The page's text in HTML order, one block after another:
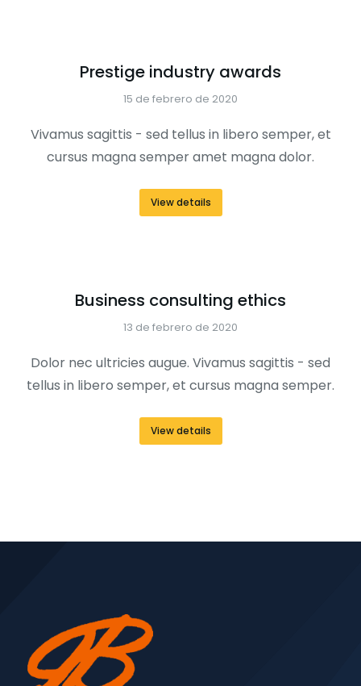
Prestige industry awards
15 de febrero de 2020
Vivamus sagittis - sed tellus in libero semper, et
cursus magna semper amet magna dolor.
View details
Business consulting ethics
13 de febrero de 2020
Dolor nec ultricies augue. Vivamus sagittis - sed
tellus in libero semper, et cursus magna semper.
View details